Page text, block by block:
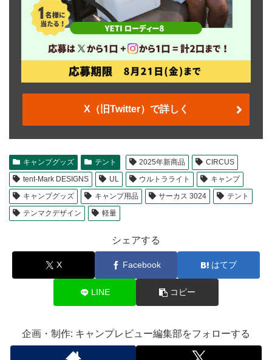
X（旧Twitter）で詳しく
キャンプグッズ テント 2025年新商品
CIRCUS
tent-Mark DESIGNS
UL ウルトラライト
キャンプ
キャンプグッズ
キャンプ用品 サーカス 3024
テント
テンマクデザイン
軽量
シェアする
X Facebook はてブ
LINE コピー
企画・制作: キャンプレビュー編集部をフォローする